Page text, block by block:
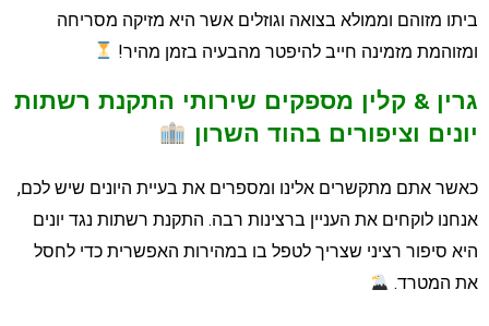
מזוהם וממולא בצואה וגוזלים אשר היא מזיקה מסריחה
מזמינה חייב להיפטר מהבעיה בזמן מהיר!
&קלין מספקים שירותי התקנת רשתות
וציפורים בהוד השרון
אתם מתקשרים אלינו ומספרים את בעיית היונים שיש לכם,
לוקחים את העניין ברצינות רבה. התקנת רשתות נגד יונים
סיפור רציני שצריך לטפל בו במהירות האפשרית כדי לחסל
המטרד.